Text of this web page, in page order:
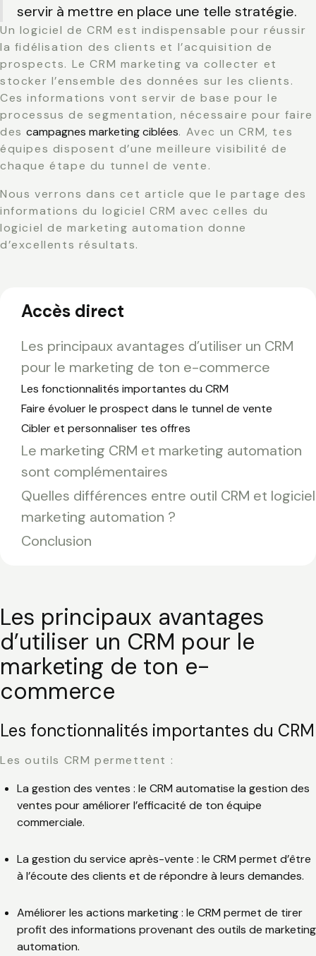
servir à mettre en place une telle stratégie.
Un logiciel de CRM est indispensable pour réussir
la fidélisation des clients et l’acquisition de
prospects. Le CRM marketing va collecter et
stocker l’ensemble des données sur les clients.
Ces informations vont servir de base pour le
processus de segmentation, nécessaire pour faire
descampagnes marketing ciblées. Avec un CRM, tes
équipes disposent d’une meilleure visibilité de
chaque étape du tunnel de vente.
Nous verrons dans cet article que le partage des
informations du logiciel CRM avec celles du
logiciel de marketing automation donne
d’excellents résultats.
Accès direct
Les principaux avantages d’utiliser un CRM
pour le marketing de ton e-commerce
Les fonctionnalités importantes du CRM
Faire évoluer le prospect dans le tunnel de vente
Cibler et personnaliser tes offres
Le marketing CRM et marketing automation
sont complémentaires
Quelles différences entre outil CRM et logiciel
marketing automation ?
Conclusion
Les principaux avantages
d’utiliser un CRM pour le
marketing de ton e-
commerce
Les fonctionnalités importantes du CRM
Les outils CRM permettent :
La gestion des ventes : le CRM automatise la gestion des
ventes pour améliorer l’efficacité de ton équipe
commerciale.
La gestion du service après-vente : le CRM permet d’être
à l’écoute des clients et de répondre à leurs demandes.
Améliorer les actions marketing : le CRM permet de tirer
profit des informations provenant des outils de marketing
automation.